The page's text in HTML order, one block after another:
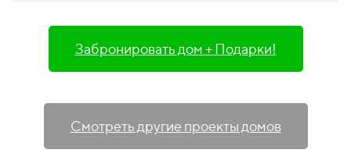
Забронировать дом + Подарки!
Смотреть другие проекты домов